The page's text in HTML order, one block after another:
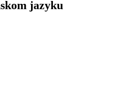
jazyku